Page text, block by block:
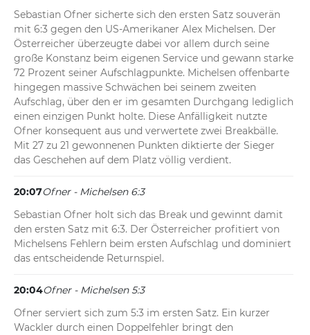
Sebastian Ofner sicherte sich den ersten Satz souverän
mit 6:3 gegen den US-Amerikaner Alex Michelsen. Der
Österreicher überzeugte dabei vor allem durch seine
große Konstanz beim eigenen Service und gewann starke
72 Prozent seiner Aufschlagpunkte. Michelsen offenbarte
hingegen massive Schwächen bei seinem zweiten
Aufschlag, über den er im gesamten Durchgang lediglich
einen einzigen Punkt holte. Diese Anfälligkeit nutzte
Ofner konsequent aus und verwertete zwei Breakbälle.
Mit 27 zu 21 gewonnenen Punkten diktierte der Sieger
das Geschehen auf dem Platz völlig verdient.
20:07Ofner - Michelsen 6:3
Sebastian Ofner holt sich das Break und gewinnt damit
den ersten Satz mit 6:3. Der Österreicher profitiert von
Michelsens Fehlern beim ersten Aufschlag und dominiert
das entscheidende Returnspiel.
20:04Ofner - Michelsen 5:3
Ofner serviert sich zum 5:3 im ersten Satz. Ein kurzer
Wackler durch einen Doppelfehler bringt den